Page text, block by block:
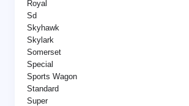
Royal
Sd
Skyhawk
Skylark
Somerset
Special
Sports Wagon
Standard
Super